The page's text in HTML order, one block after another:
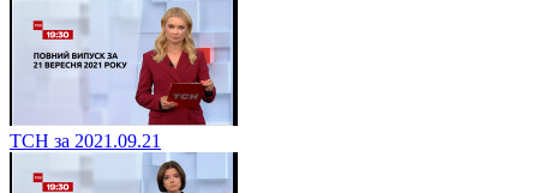
ТСН за 2021.09.21